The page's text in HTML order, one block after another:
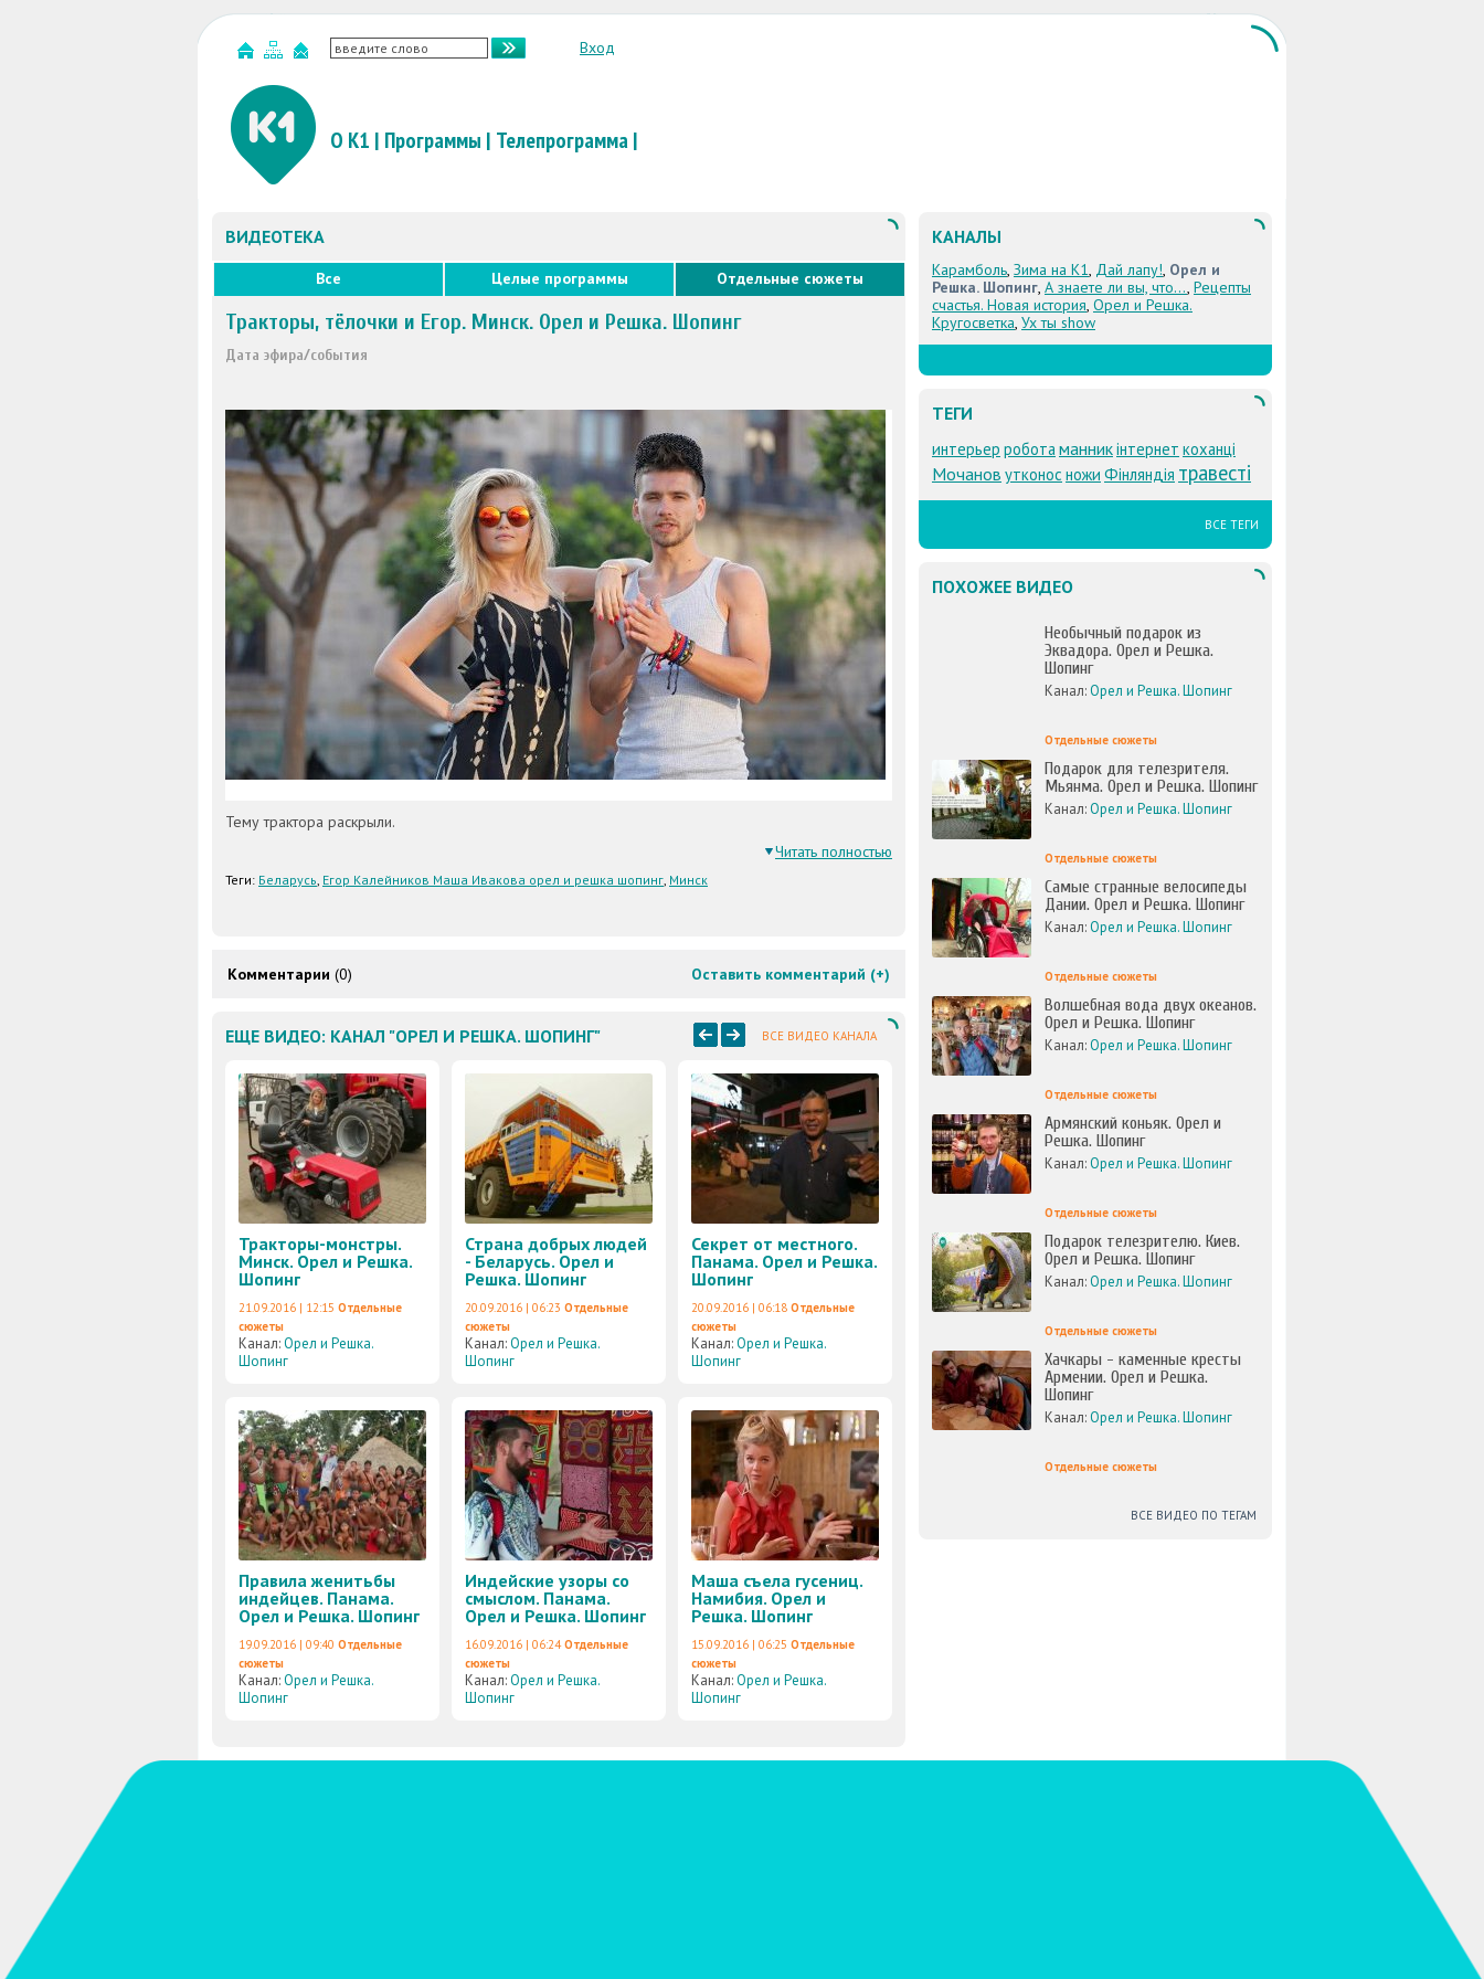
Вход
О К1 | Программы | Телепрограмма|
ВИДЕОТЕКА
Все Целые программы Отдельные сюжеты
Тракторы, тёлочки и Егор. Минск. Орел и Решка. Шопинг
Дата эфира/события
Тему трактора раскрыли.
Читать полностью
Теги: Беларусь, Егор Калейников Маша Ивакова орел и решка шопинг, Минск
Оставить комментарий (+)
Комментарии (0)
ВСЕ ВИДЕО КАНАЛА
ЕЩЕ ВИДЕО: КАНАЛ "ОРЕЛ И РЕШКА. ШОПИНГ"
Тракторы-монстры.
Минск. Орел и Решка.
Шопинг
21.09.2016 | 12:15 Отдельные
сюжеты
Канал:Орел и Решка.
Шопинг
Страна добрых людей
- Беларусь. Орел и
Решка. Шопинг
20.09.2016 | 06:23 Отдельные
сюжеты
Канал:Орел и Решка.
Шопинг
Секрет от местного.
Панама. Орел и Решка.
Шопинг
20.09.2016 | 06:18 Отдельные
сюжеты
Канал:Орел и Решка.
Шопинг
Правила женитьбы
индейцев. Панама.
Орел и Решка. Шопинг
19.09.2016 | 09:40 Отдельные
сюжеты
Канал:Орел и Решка.
Шопинг
Индейские узоры со
смыслом. Панама.
Орел и Решка. Шопинг
16.09.2016 | 06:24 Отдельные
сюжеты
Канал:Орел и Решка.
Шопинг
Маша съела гусениц.
Намибия. Орел и
Решка. Шопинг
15.09.2016 | 06:25 Отдельные
сюжеты
Канал:Орел и Решка.
Шопинг
КАНАЛЫ
Карамболь, Зима на К1, Дай лапу!, Орел и
Решка. Шопинг, А знаете ли вы, что..., Рецепты
счастья. Новая история, Орел и Решка.
Кругосветка, Ух ты show
ТЕГИ
интерьер роботаманникінтернет коханці
Мочанов утконос ножи Фінляндія травесті
ВСЕ ТЕГИ
ПОХОЖЕЕ ВИДЕО
Необычный подарок из
Эквадора. Орел и Решка.
Шопинг
Канал:Орел и Решка. Шопинг
Отдельные сюжеты
Подарок для телезрителя.
Мьянма. Орел и Решка. Шопинг
Канал:Орел и Решка. Шопинг
Отдельные сюжеты
Самые странные велосипеды
Дании. Орел и Решка. Шопинг
Канал:Орел и Решка. Шопинг
Отдельные сюжеты
Волшебная вода двух океанов.
Орел и Решка. Шопинг
Канал:Орел и Решка. Шопинг
Отдельные сюжеты
Армянский коньяк. Орел и
Решка. Шопинг
Канал:Орел и Решка. Шопинг
Отдельные сюжеты
Подарок телезрителю. Киев.
Орел и Решка. Шопинг
Канал:Орел и Решка. Шопинг
Отдельные сюжеты
Хачкары - каменные кресты
Армении. Орел и Решка.
Шопинг
Канал:Орел и Решка. Шопинг
Отдельные сюжеты
ВСЕ ВИДЕО ПО ТЕГАМ